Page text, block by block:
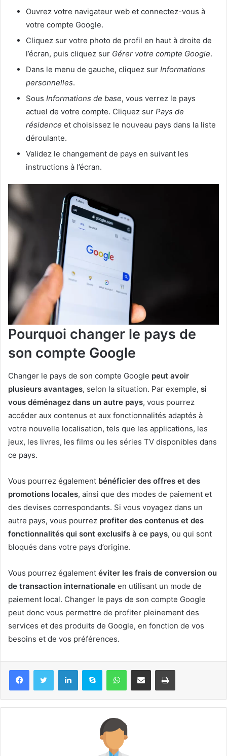
Ouvrez votre navigateur web et connectez-vous à
votre compte Google.
Cliquez sur votre photo de profil en haut à droite de
l’écran, puis cliquez sur Gérer votre compte Google.
Dans le menu de gauche, cliquez sur Informations
personnelles.
Sous Informations de base, vous verrez le pays
actuel de votre compte. Cliquez sur Pays de
résidence et choisissez le nouveau pays dans la liste
déroulante.
Validez le changement de pays en suivant les
instructions à l’écran.
Pourquoi changer le pays de
son compte Google
Changer le pays de son compte Google peut avoir
plusieurs avantages, selon la situation. Par exemple, si
vous déménagez dans un autre pays, vous pourrez
accéder aux contenus et aux fonctionnalités adaptés à
votre nouvelle localisation, tels que les applications, les
jeux, les livres, les films ou les séries TV disponibles dans
ce pays.
Vous pourrez également bénéficier des offres et des
promotions locales, ainsi que des modes de paiement et
des devises correspondants. Si vous voyagez dans un
autre pays, vous pourrez profiter des contenus et des
fonctionnalités qui sont exclusifs à ce pays, ou qui sont
bloqués dans votre pays d’origine.
Vous pourrez également éviter les frais de conversion ou
de transaction internationale en utilisant un mode de
paiement local. Changer le pays de son compte Google
peut donc vous permettre de profiter pleinement des
services et des produits de Google, en fonction de vos
besoins et de vos préférences.
LinkedinSkype WhatsAppPartager par email Imprimer